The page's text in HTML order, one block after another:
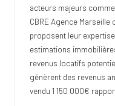
acteurs majeurs
CBRE Agence Marseille
proposent leur
estimations
revenus locatifs
génèrent des revenus
vendu 1 150 000€